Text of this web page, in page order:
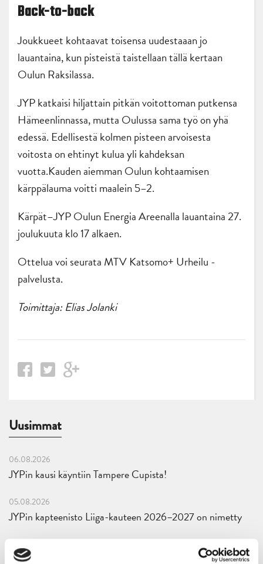
Back-to-back
Joukkueet kohtaavat toisensa uudestaaan jo
lauantaina, kun pisteistä taistellaan tällä kertaan
Oulun Raksilassa.
JYP katkaisi hiljattain pitkän voitottoman putkensa
Hämeenlinnassa, mutta Oulussa sama työ on yhä
edessä. Edellisestä kolmen pisteen arvoisesta
voitosta on ehtinyt kulua yli kahdeksan
vuotta.Kauden aiemman Oulun kohtaamisen
kärppälauma voitti maalein 5–2.
Kärpät–JYP Oulun Energia Areenalla lauantaina 27.
joulukuuta klo 17 alkaen.
Ottelua voi seurata MTV Katsomo+ Urheilu -
palvelusta.
Toimittaja: Elias Jolanki
Uusimmat
06.08.2026
JYPin kausi käyntiin Tampere Cupista!
05.08.2026
JYPin kapteenisto Liiga-kauteen 2026–2027 on nimetty
Joukkueen yhteisharjoitukset ovat alkaneet – ensimmäinen